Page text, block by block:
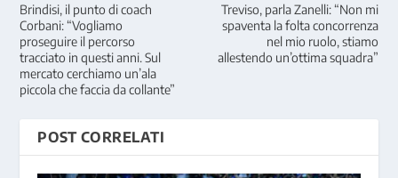
Brindisi, il punto di coach
Corbani: “Vogliamo
proseguire il percorso
tracciato in questi anni. Sul
mercato cerchiamo un’ala
piccola che faccia da collante”
Treviso, parla Zanelli: “Non mi
spaventa la folta concorrenza
nel mio ruolo, stiamo
allestendo un’ottima squadra”
POST CORRELATI